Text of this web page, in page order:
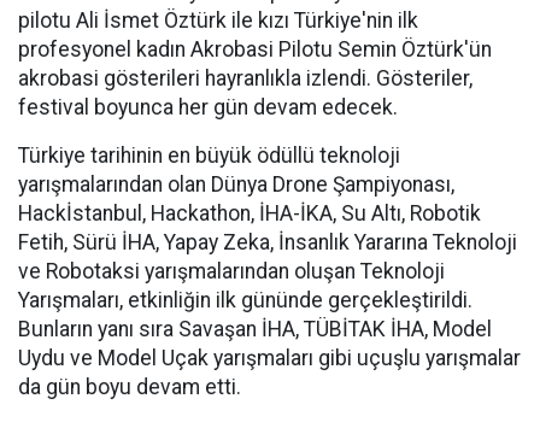
pilotu Ali İsmet Öztürk ile kızı Türkiye'nin ilk
profesyonel kadın Akrobasi Pilotu Semin Öztürk'ün
akrobasi gösterileri hayranlıkla izlendi. Gösteriler,
festival boyunca her gün devam edecek.
Türkiye tarihinin en büyük ödüllü teknoloji
yarışmalarından olan Dünya Drone Şampiyonası,
Hackİstanbul, Hackathon, İHA-İKA, Su Altı, Robotik
Fetih, Sürü İHA, Yapay Zeka, İnsanlık Yararına Teknoloji
ve Robotaksi yarışmalarından oluşan Teknoloji
Yarışmaları, etkinliğin ilk gününde gerçekleştirildi.
Bunların yanı sıra Savaşan İHA, TÜBİTAK İHA, Model
Uydu ve Model Uçak yarışmaları gibi uçuşlu yarışmalar
da gün boyu devam etti.